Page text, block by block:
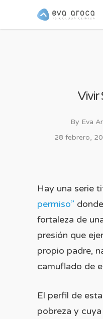
Vivir
By Eva
28 febrero,
Hay una serie
permiso”
fortaleza de
presión que
propio padre,
camuflado de
El perfil de
pobreza y